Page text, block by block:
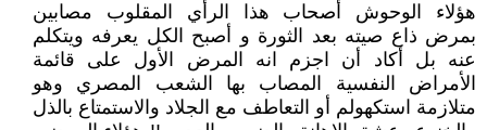
هؤلاء الوحوش أصحاب هذا الرأي المقلوب مصابين
بمرض ذاع صيته بعد الثورة و أصبح الكل يعرفه ويتكلم
عنه بل أكاد أن اجزم انه المرض الأول على قائمة
الأمراض النفسية المصاب بها الشعب المصري وهو
متلازمة استكهولم أو التعاطف مع الجلاد والاستمتاع بالذل